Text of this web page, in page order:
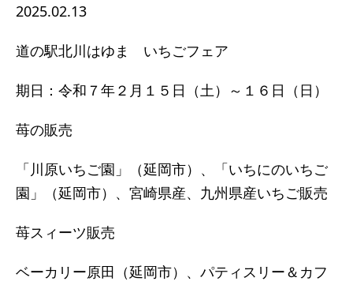
2025.02.13
道の駅北川はゆま いちごフェア
期日：令和７年２月１５日（土）～１６日（日）
苺の販売
「川原いちご園」（延岡市）、「いちにのいちご
園」（延岡市）、宮崎県産、九州県産いちご販売
苺スィーツ販売
ベーカリー原田（延岡市）、パティスリー＆カフ